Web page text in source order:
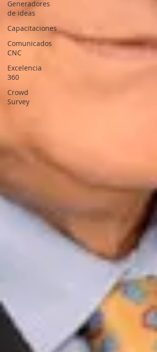
Generadores
de ideas
Capacitaciones
Comunicados
CNC
Excelencia
360
Crowd
Survey